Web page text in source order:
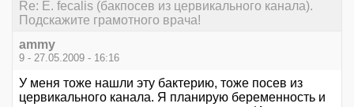
Re: E. fecalis (бакпосев из цервикального канала).
Подскажите грамотного врача!
ammy
9 - 27.05.2009 - 16:16
У меня тоже нашли эту бактерию, тоже посев из
цервикального канала. Я планирую беременность и